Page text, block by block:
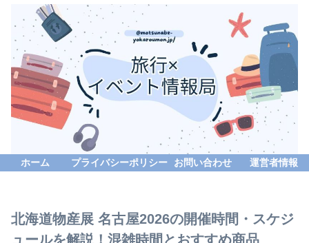
ホーム プライバシーポリシー お問い合わせ 運営者情報
北海道物産展 名古屋2026の開催時間・スケジ
ュールを解説！混雑時間とおすすめ商品